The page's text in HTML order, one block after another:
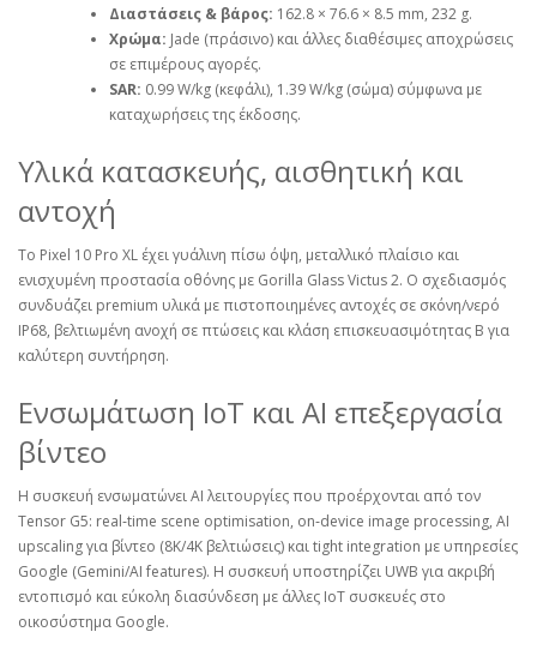
Διαστάσεις & βάρος: 162.8 × 76.6 × 8.5 mm, 232 g.
Χρώμα: Jade (πράσινο) και άλλες διαθέσιμες αποχρώσεις
σε επιμέρους αγορές.
SAR: 0.99 W/kg (κεφάλι), 1.39 W/kg (σώμα) σύμφωνα με
καταχωρήσεις της έκδοσης.
Υλικά κατασκευής, αισθητική και
αντοχή
Το Pixel 10 Pro XL έχει γυάλινη πίσω όψη, μεταλλικό πλαίσιο και
ενισχυμένη προστασία οθόνης με Gorilla Glass Victus 2. Ο σχεδιασμός
συνδυάζει premium υλικά με πιστοποιημένες αντοχές σε σκόνη/νερό
IP68, βελτιωμένη ανοχή σε πτώσεις και κλάση επισκευασιμότητας Β για
καλύτερη συντήρηση.
Ενσωμάτωση IoT και AI επεξεργασία
βίντεο
Η συσκευή ενσωματώνει AI λειτουργίες που προέρχονται από τον
Tensor G5: real‑time scene optimisation, on‑device image processing, AI
upscaling για βίντεο (8K/4K βελτιώσεις) και tight integration με υπηρεσίες
Google (Gemini/AI features). Η συσκευή υποστηρίζει UWB για ακριβή
εντοπισμό και εύκολη διασύνδεση με άλλες IoT συσκευές στο
οικοσύστημα Google.